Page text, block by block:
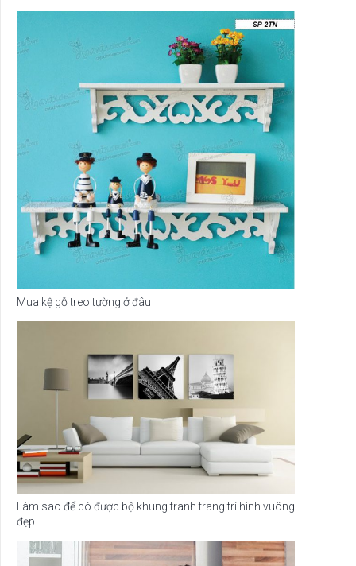
Mua kệ gỗ treo tường ở đâu
Làm sao để có được bộ khung tranh trang trí hình vuông
đẹp